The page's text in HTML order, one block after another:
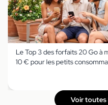
Le Top 3 des forfaits 20 Go à
10 € pour les petits
Voir toutes